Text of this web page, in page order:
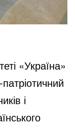
«Україна»
і